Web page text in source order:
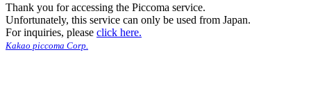
Thank you for accessing the Piccoma service.
Unfortunately, this service can only be used from Japan.
For inquiries, please click here.
Kakao piccoma Corp.